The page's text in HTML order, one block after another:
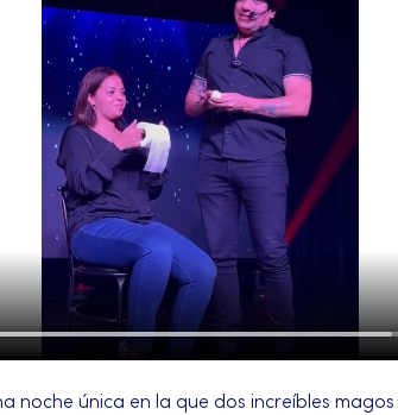
noche única en la que dos increíbles